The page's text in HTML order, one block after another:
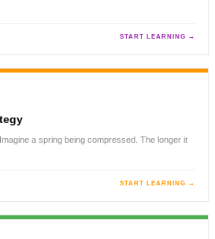
START LEARNING →
a spring being compressed. The longer it
START LEARNING →